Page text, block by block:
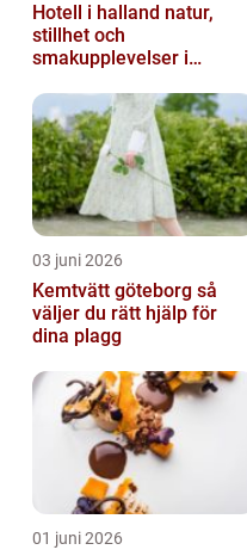
Hotell i halland natur,
stillhet och
smakupplevelser i
03 juni 2026
Kemtvätt göteborg så
väljer du rätt hjälp för
dina plagg
01 juni 2026